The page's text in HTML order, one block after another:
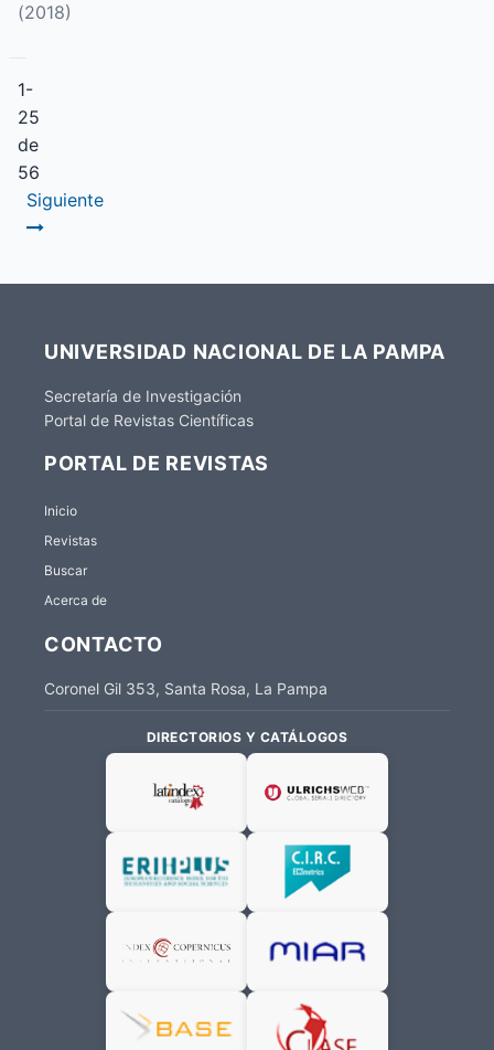
(2018)
1-
25
de
56
Siguiente
UNIVERSIDAD NACIONAL DE LA PAMPA
Secretaría de Investigación
Portal de Revistas Científicas
PORTAL DE REVISTAS
Inicio
Revistas
Buscar
Acerca de
CONTACTO
Coronel Gil 353, Santa Rosa, La Pampa
DIRECTORIOS Y CATÁLOGOS